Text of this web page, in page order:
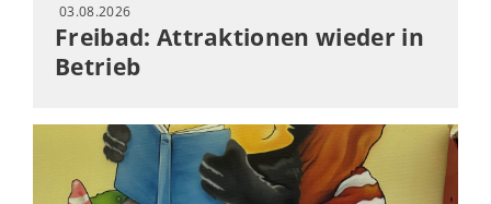
03.08.2026
Freibad: Attraktionen wieder in
Betrieb